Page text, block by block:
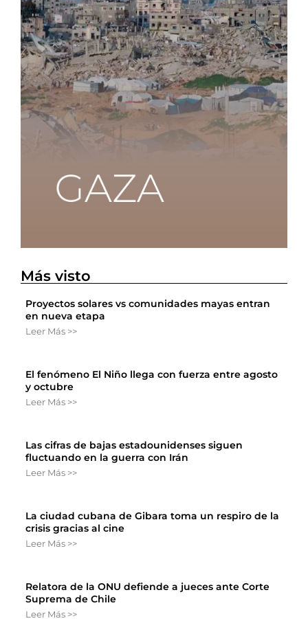
Más visto
Proyectos solares vs comunidades mayas entran
en nueva etapa
Leer Más >>
El fenómeno El Niño llega con fuerza entre agosto
y octubre
Leer Más >>
Las cifras de bajas estadounidenses siguen
fluctuando en la guerra con Irán
Leer Más >>
La ciudad cubana de Gibara toma un respiro de la
crisis gracias al cine
Leer Más >>
Relatora de la ONU defiende a jueces ante Corte
Suprema de Chile
Leer Más >>